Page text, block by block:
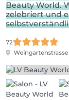
Beauty World.
zelebriert und
72
Weingartenstrasse